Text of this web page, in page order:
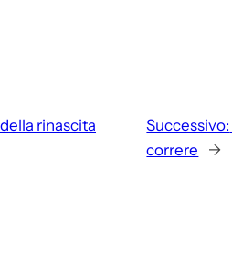
rinascita
Successivo:
correre
→